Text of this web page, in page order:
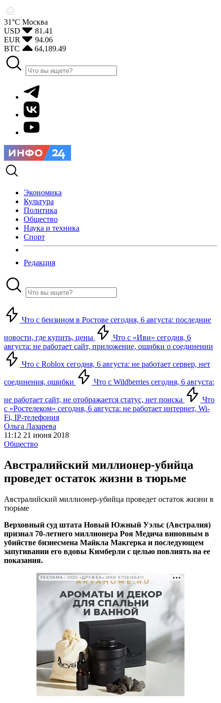
31°С Москва
USD
81.41
EUR
94.06
BTC
64,189.49
Экономика
Культура
Политика
Общество
Наука и техника
Спорт
Редакция
Что с бензином в Ростове сегодня, 6 августа: последние
новости, где купить, цены
Что с «Иви» сегодня, 6
августа: не работает сайт, приложение, ошибки о соединении
Что с Roblox сегодня, 6 августа: не работает сервер, нет
соединения, ошибки Что с Wildberries сегодня, 6 августа:
не работает сайт, не отображается статус, нет поиска
Что
с «Ростелеком» сегодня, 6 августа: не работает интернет, Wi-
Fi, IP-телефония
Ольга Лазарева
11:12 21 июня 2018
Общество
Австралийский миллионер-убийца
проведет остаток жизни в тюрьме
Австралийский миллионер-убийца проведет остаток жизни в
тюрьме
Верховный суд штата Новый Южный Уэльс (Австралия)
признал 70-летнего миллионера Роя Медича виновным в
убийстве бизнесмена Майкла Макгерка и последующем
запугивании его вдовы Кимберли с целью повлиять на ее
показания.
РЕКЛАМА • ООО «ДРУЖБА» ИНН 9704146411